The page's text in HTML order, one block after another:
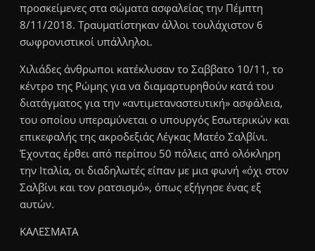
προσκείμενες στα σώματα ασφαλείας την Πέμπτη
8/11/2018. Τραυματίστηκαν άλλοι τουλάχιστον 6
σωφρονιστικοί υπάλληλοι.
Χιλιάδες άνθρωποι κατέκλυσαν το Σαββατο 10/11, το
κέντρο της Ρώμης για να διαμαρτυρηθούν κατά του
διατάγματος για την «αντιμεταναστευτική» ασφάλεια,
του οποίου υπεραμύνεται ο υπουργός Εσωτερικών και
επικεφαλής της ακροδεξιάς Λέγκας Ματέο Σαλβίνι.
Έχοντας έρθει από περίπου 50 πόλεις από ολόκληρη
την Ιταλία, οι διαδηλωτές είπαν με μια φωνή «όχι στον
Σαλβίνι και τον ρατσισμό», όπως εξήγησε ένας εξ
αυτών.
ΚΑΛΕΣΜΑΤΑ